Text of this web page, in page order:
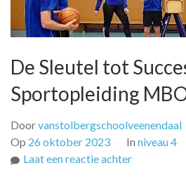
De Sleutel tot
Sportopleiding
Doorvanstolbergschoolveenendaal
Op 26 oktober 2023 In niveau 4
Laat een reactie achterop